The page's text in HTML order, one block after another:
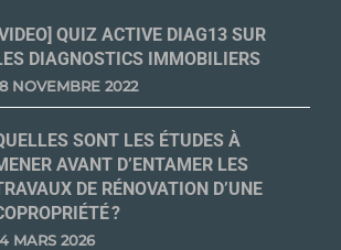
QUIZ ACTIVE DIAG13 SUR
DIAGNOSTICS IMMOBILIERS
NOVEMBRE 2022
SONT LES ÉTUDES À
AVANT D’ENTAMER LES
DE RÉNOVATION D’UNE
?
MARS 2026